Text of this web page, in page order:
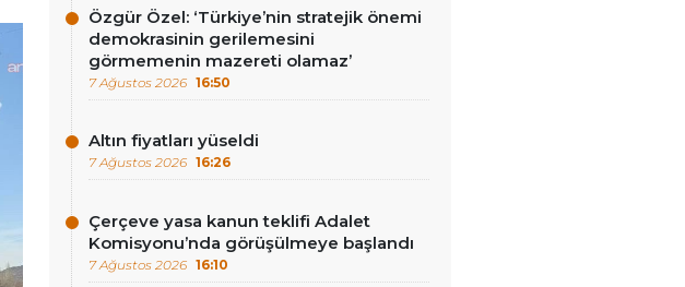
Özgür Özel: ‘Türkiye’nin stratejik önemi
demokrasinin gerilemesini
görmemenin mazereti olamaz’
7 Ağustos 2026 16:50
Altın fiyatları yüseldi
7 Ağustos 2026 16:26
Çerçeve yasa kanun teklifi Adalet
Komisyonu’nda görüşülmeye başlandı
7 Ağustos 2026 16:10